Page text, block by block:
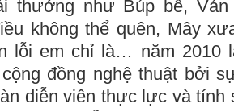
thưởng như Búp bê,
không thể quên, Mây
lỗi em chỉ là… năm 2010
đồng nghệ thuật bởi
diễn viên thực lực và tính